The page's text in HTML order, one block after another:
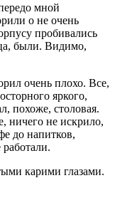
мной
о не очень
пробивались
были. Видимо,
очень плохо. Все,
яркого,
похоже, столовая.
ничего не искрило,
до напитков,
карими глазами.